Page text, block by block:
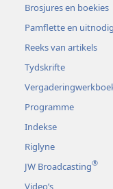
Brosjures en boekies
Pamflette en
Reeks van artikels
Tydskrifte
Programme
Indekse
Riglyne
JW Broadcasting®
Video’s